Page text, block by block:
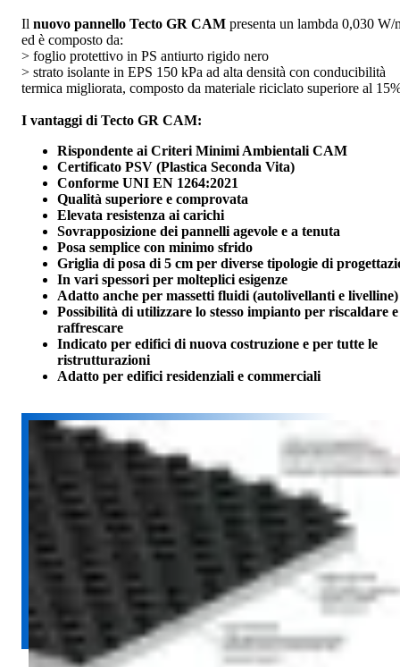
Il nuovo pannello Tecto GR CAM presenta un lambda 0,030 W/
ed è composto da:
> foglio protettivo in PS antiurto rigido nero
> strato isolante in EPS 150 kPa ad alta densità con conducibilità
termica migliorata, composto da materiale riciclato superiore al
I vantaggi di Tecto GR CAM:
Rispondente ai Criteri Minimi Ambientali CAM
Certificato PSV (Plastica Seconda Vita)
Conforme UNI EN 1264:2021
Qualità superiore e comprovata
Elevata resistenza ai carichi
Sovrapposizione dei pannelli agevole e a tenuta
Posa semplice con minimo sfrido
Griglia di posa di 5 cm per diverse tipologie di
In vari spessori per molteplici esigenze
Adatto anche per massetti fluidi (autolivellanti e livelline)
Possibilità di utilizzare lo stesso impianto per riscaldare e
raffrescare
Indicato per edifici di nuova costruzione e per tutte le
ristrutturazioni
Adatto per edifici residenziali e commerciali